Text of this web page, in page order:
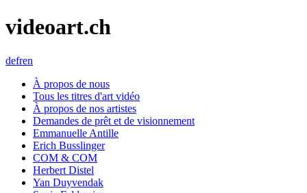
videoart.ch
defren
À propos de nous
Tous les titres d'art vidéo
À propos de nos artistes
Demandes de prêt et de visionnement
Emmanuelle Antille
Erich Busslinger
COM & COM
Herbert Distel
Yan Duyvendak